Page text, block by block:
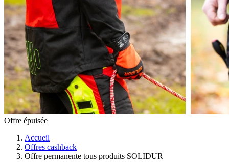
Offre épuisée
Accueil
Offres cashback
Offre permanente tous produits SOLIDUR